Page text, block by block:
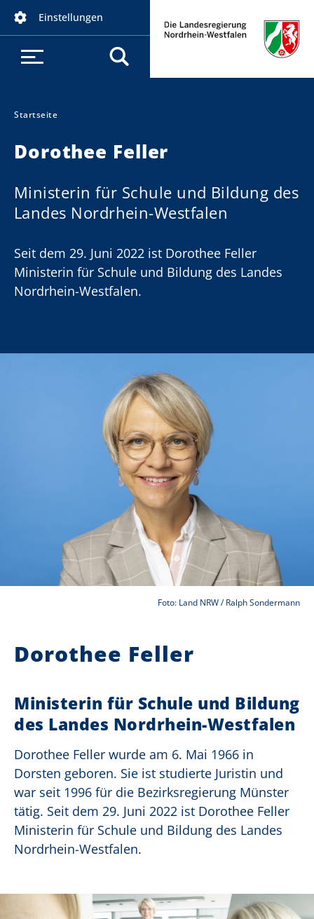
Einstellungen
Sie sind hier:
Startseite
Dorothee Feller
Ministerin für Schule und Bildung des
Landes Nordrhein-Westfalen
Seit dem 29. Juni 2022 ist Dorothee Feller
Ministerin für Schule und Bildung des Landes
Nordrhein-Westfalen.
Foto: Land NRW / Ralph Sondermann
Dorothee Feller
Ministerin für Schule und Bildung
des Landes Nordrhein-Westfalen
Dorothee Feller wurde am 6. Mai 1966 in
Dorsten geboren. Sie ist studierte Juristin und
war seit 1996 für die Bezirksregierung Münster
tätig. Seit dem 29. Juni 2022 ist Dorothee Feller
Ministerin für Schule und Bildung des Landes
Nordrhein-Westfalen.
Video-Player